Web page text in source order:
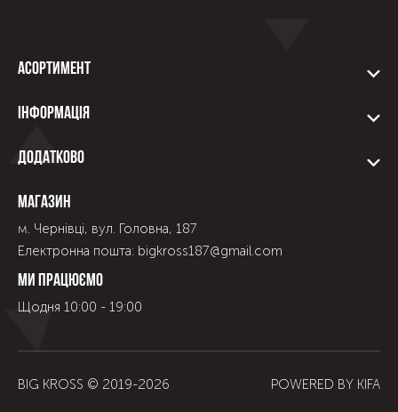
Асортимент
Інформація
Додатково
Магазин
м. Чернівці, вул. Головна, 187
Електронна пошта: bigkross187@gmail.com
Ми працюємо
Щодня 10:00 - 19:00
BIG KROSS © 2019-2026 POWERED BY KIFA